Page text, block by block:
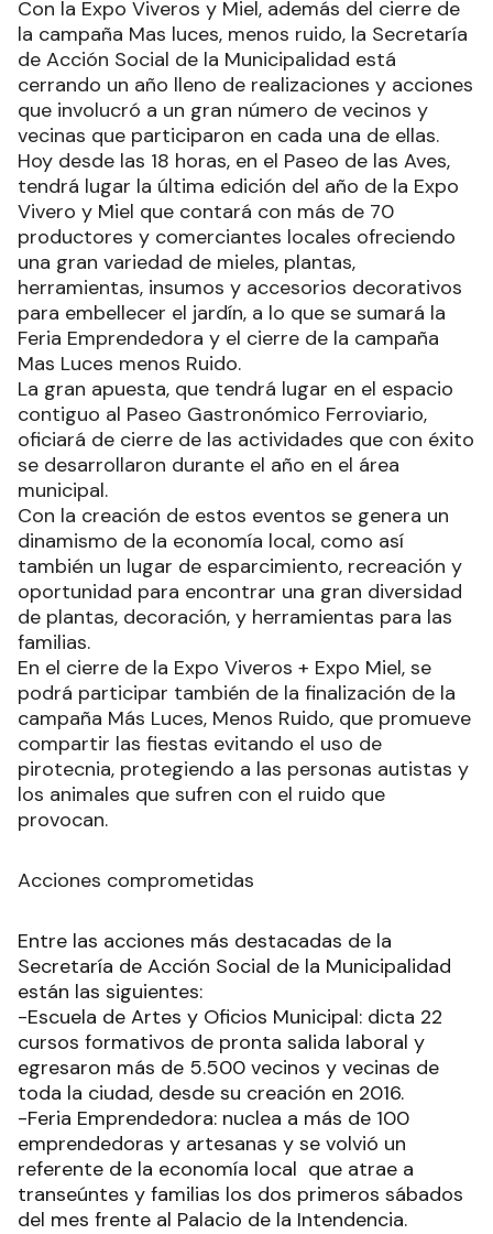
RECIBIR NEWSLETTER
Con la Expo Viveros y Miel, además del cierre de
la campaña Mas luces, menos ruido, la Secretaría
de Acción Social de la Municipalidad está
cerrando un año lleno de realizaciones y acciones
que involucró a un gran número de vecinos y
vecinas que participaron en cada una de ellas.
Hoy desde las 18 horas, en el Paseo de las Aves,
tendrá lugar la última edición del año de la Expo
Vivero y Miel que contará con más de 70
productores y comerciantes locales ofreciendo
una gran variedad de mieles, plantas,
herramientas, insumos y accesorios decorativos
para embellecer el jardín, a lo que se sumará la
Feria Emprendedora y el cierre de la campaña
Mas Luces menos Ruido.
La gran apuesta, que tendrá lugar en el espacio
contiguo al Paseo Gastronómico Ferroviario,
oficiará de cierre de las actividades que con éxito
se desarrollaron durante el año en el área
municipal.
Con la creación de estos eventos se genera un
dinamismo de la economía local, como así
también un lugar de esparcimiento, recreación y
oportunidad para encontrar una gran diversidad
de plantas, decoración, y herramientas para las
familias.
podrá participar también de la finalización de la
compartir las fiestas evitando el uso de
pirotecnia, protegiendo a las personas autistas y
los animales que sufren con el ruido que
provocan.
Acciones comprometidas
Entre las acciones más destacadas de la
Secretaría de Acción Social de la Municipalidad
están las siguientes:
-Escuela de Artes y Oficios Municipal: dicta 22